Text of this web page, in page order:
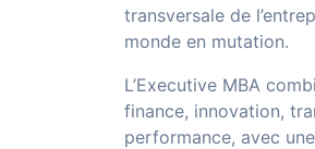
transversale de
monde en mutation.
L’Executive MBA
finance, innovation,
performance, avec